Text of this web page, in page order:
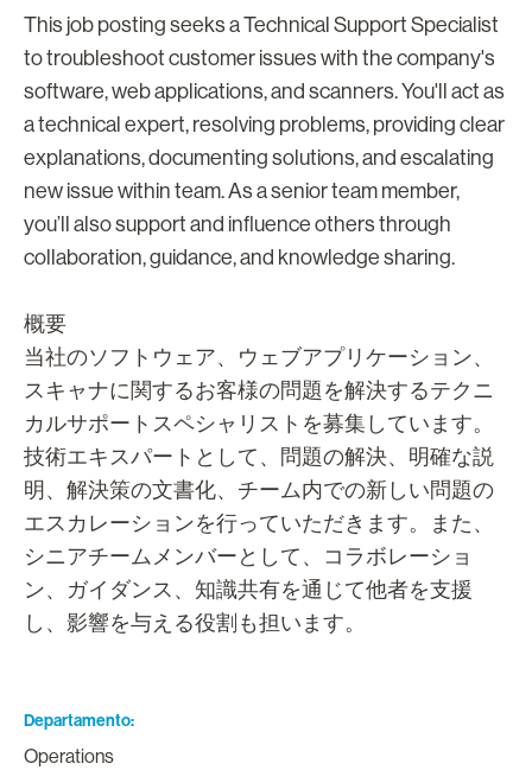
This job posting seeks a Technical Support Specialist
to troubleshoot customer issues with the company's
software, web applications, and scanners. You'll act as
a technical expert, resolving problems, providing clear
explanations, documenting solutions, and escalating
new issue within team. As a senior team member,
you’ll also support and influence others through
collaboration, guidance, and knowledge sharing.
概要
当社のソフトウェア、ウェブアプリケーション、
スキャナに関するお客様の問題を解決するテクニ
カルサポートスペシャリストを募集しています。
技術エキスパートとして、問題の解決、明確な説
明、解決策の文書化、チーム内での新しい問題の
エスカレーションを行っていただきます。また、
シニアチームメンバーとして、コラボレーショ
ン、ガイダンス、知識共有を通じて他者を支援
し、影響を与える役割も担います。
Departamento
Operations